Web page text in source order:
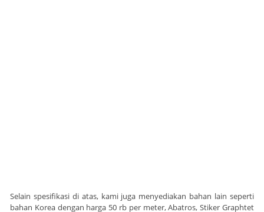
Selain spesifikasi di atas, kami juga menyediakan bahan lain seperti
bahan Korea dengan harga 50 rb per meter, Abatros, Stiker Graphtet